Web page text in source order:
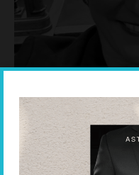
Astrid Göschel